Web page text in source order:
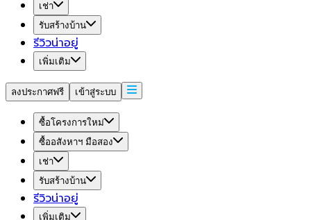
เช่า
รับสร้างบ้าน
รีวิวน่าอยู่
เพิ่มเติม
ลงประกาศฟรี เข้าสู่ระบบ
ซื้อโครงการใหม่
ซื้ออสังหาฯ มือสอง
เช่า
รับสร้างบ้าน
รีวิวน่าอยู่
เพิ่มเติม